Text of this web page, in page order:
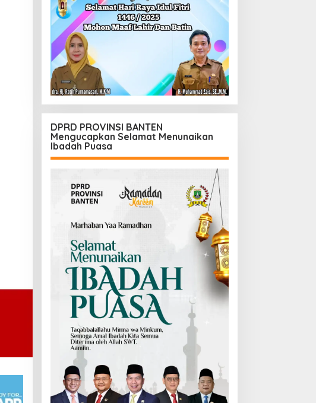
DPRD PROVINSI BANTEN
Mengucapkan Selamat Menunaikan
Ibadah Puasa